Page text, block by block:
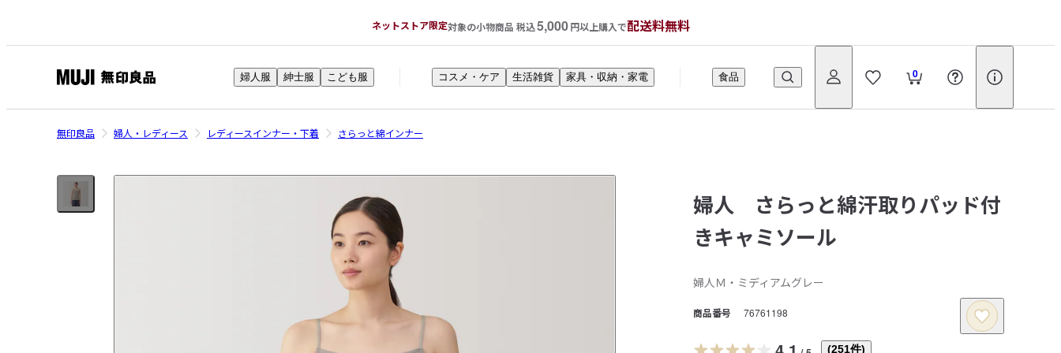
ネットストア限定対象の小物商品 税込5,000円以上購入で配送料無料
印
良
ネ
ト
0
婦人服 紳士服 こども服 コスメ・ケア 生活雑貨 家具・収納・家電 食品
無印良品 婦人・レディース レディースインナー・下着 さらっと綿インナー
婦人 さらっと綿汗取りパッド付
きキャミソール
婦人Ｍ・ミディアムグレー
商品番号 76761198
(251件)